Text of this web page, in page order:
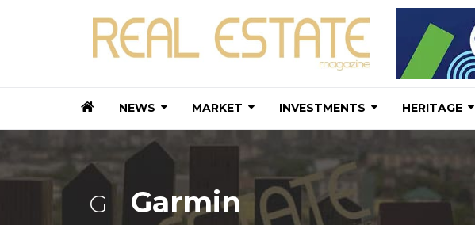
NEWS MARKET INVESTMENTS HERITAGE
G Garmin